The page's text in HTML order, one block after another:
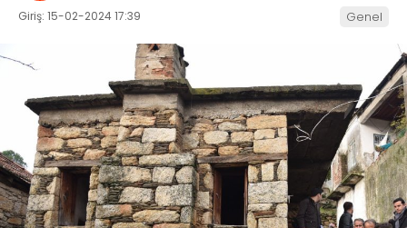
WhatsApp
İhbar Hattı
Facebook
KÜNYE
Giriş: 15-02-2024 17:39 Genel